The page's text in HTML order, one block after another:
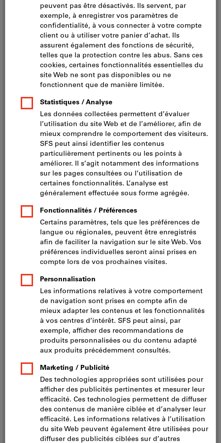
Cliquer pour agrandir l’image
Prix par 100 pièces
TVA incluse Prix et frais de livraison
Prix HT CHF 21.60
Echelle de prix:
De 100 pièces CHF 23.35/ 100 pièces
De 1000 pièces
CHF 16.76/ 100 pièces
CHF 15.57 / 100 pièces
UNC 1/4 X 1 1/2
Afficher le tableau avec toutes les variantes
Voulez-vous commander plusieurs articles en même temps ?
Vers la saisie rapide